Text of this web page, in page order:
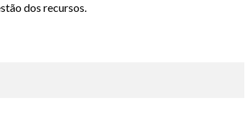
dos recursos.